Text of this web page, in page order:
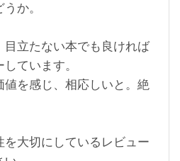
か。
目立たない本でも良ければ
ています。
を感じ、相応しいと。絶
を大切にしているレビュー